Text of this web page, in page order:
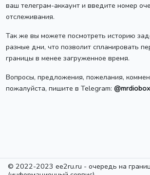
ваш телеграм-аккаунт и введите номер
отслеживания.
Так же вы можете посмотреть историю
разные дни, что позволит спланировать
границы в менее загруженное время.
Вопросы, предложения, пожелания,
пожалуйста, пишите в Telegram: @mrdiobox
© 2022-2023 ee2ru.ru - очередь на